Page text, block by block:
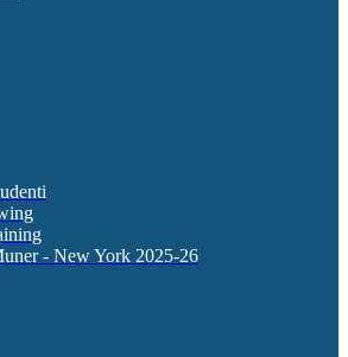
- New York 2025-26